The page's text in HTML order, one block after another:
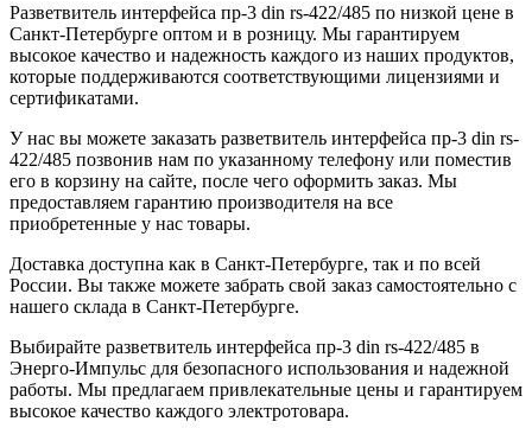
Разветвитель интерфейса пр-3 din rs-422/485 по низкой цене в
Санкт-Петербурге оптом и в розницу. Мы гарантируем
высокое качество и надежность каждого из наших продуктов,
которые поддерживаются соответствующими лицензиями и
сертификатами.
У нас вы можете заказать разветвитель интерфейса пр-3 din rs-
422/485 позвонив нам по указанному телефону или поместив
его в корзину на сайте, после чего оформить заказ. Мы
предоставляем гарантию производителя на все
приобретенные у нас товары.
Доставка доступна как в Санкт-Петербурге, так и по всей
России. Вы также можете забрать свой заказ самостоятельно с
нашего склада в Санкт-Петербурге.
Выбирайте разветвитель интерфейса пр-3 din rs-422/485 в
Энерго-Импульс для безопасного использования и надежной
работы. Мы предлагаем привлекательные цены и гарантируем
высокое качество каждого электротовара.